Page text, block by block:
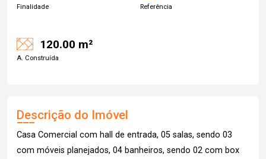
Finalidade Referência
120.00 m²
A. Construída
Descrição do Imóvel
Casa Comercial com hall de entrada, 05 salas, sendo 03
com móveis planejados, 04 banheiros, sendo 02 com box